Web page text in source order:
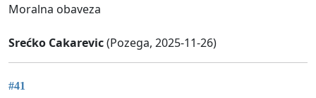
Moralna obaveza
Srećko Cakarevic(Pozega, 2025-11-26)
#41